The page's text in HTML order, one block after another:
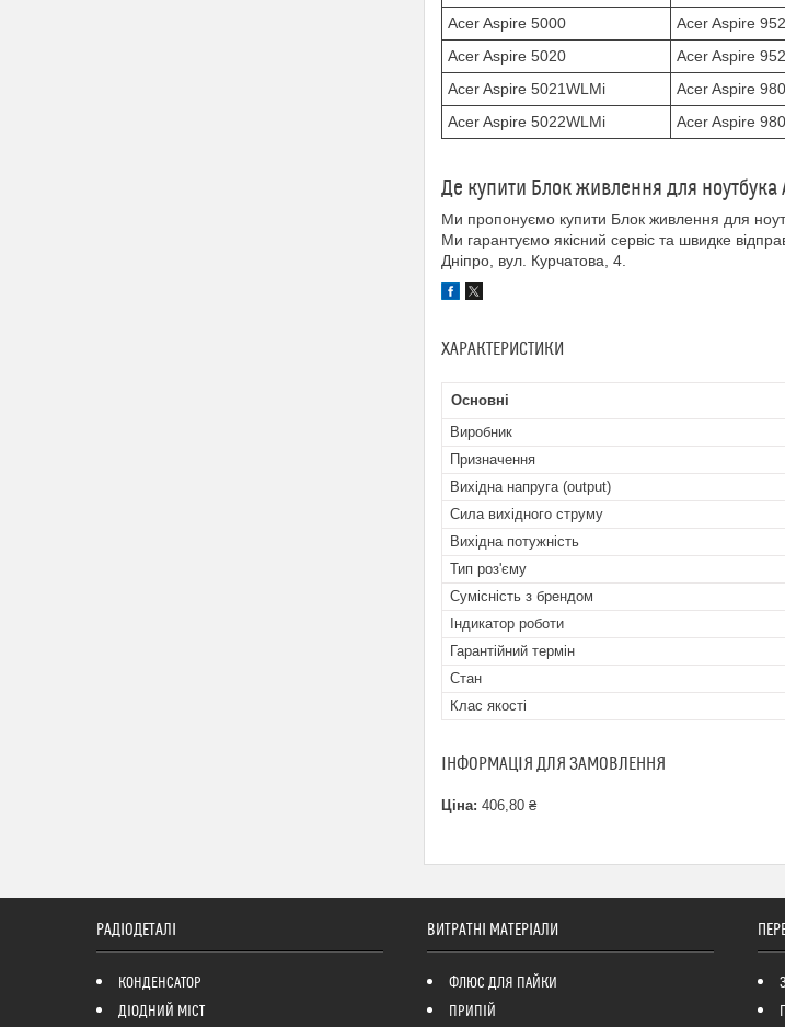
Acer Aspire 5000
Acer Aspire
Acer Aspire 5020
Acer Aspire
Acer Aspire 5021WLMi
Acer Aspire
Acer Aspire 5022WLMi
Acer Aspire
Де купити Блок живлення для ноутбука
Ми пропонуємо купити Блок живлення для
Ми гарантуємо якісний сервіс та швидке
Дніпро, вул. Курчатова, 4.
ХАРАКТЕРИСТИКИ
Основні
Виробник
Призначення
Вихідна напруга (output)
Сила вихідного струму
Вихідна потужність
Тип роз'єму
Сумісність з брендом
Індикатор роботи
Гарантійний термін
Стан
Клас якості
ІНФОРМАЦІЯ ДЛЯ ЗАМОВЛЕННЯ
Ціна: 406,80 ₴
РАДІОДЕТАЛІ
КОНДЕНСАТОР
ДІОДНИЙ МІСТ
ВИТРАТНІ МАТЕРІАЛИ
ФЛЮС ДЛЯ ПАЙКИ
ПРИПІЙ